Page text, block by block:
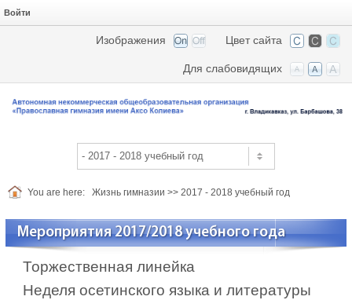
Войти
Цвет сайта
Изображения
Для слабовидящих
You are here: Жизнь гимназии >> 2017 - 2018 учебный год
Мероприятия 2017/2018 учебного года
Торжественная линейка
Неделя осетинского языка и литературы